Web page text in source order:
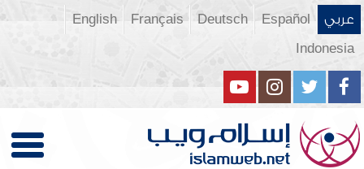
عربي Español
Deutsch
Français
English
Indonesia